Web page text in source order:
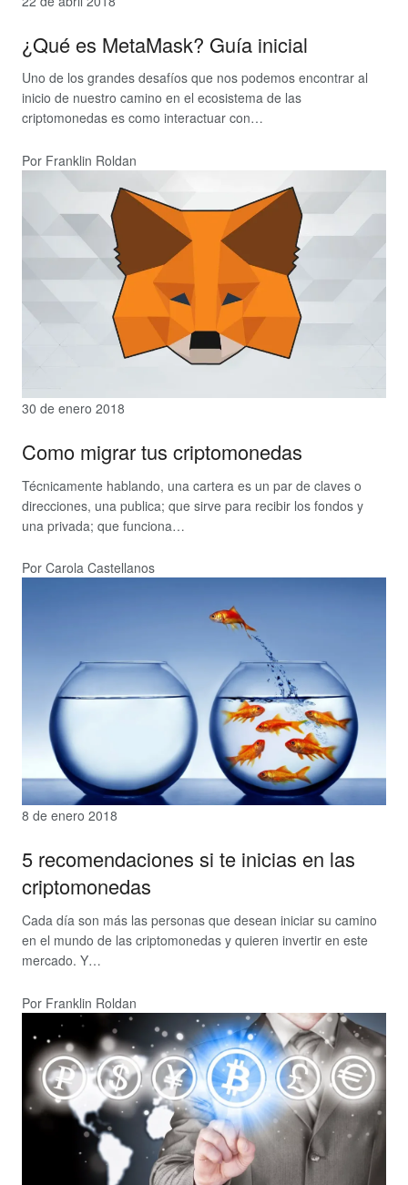
¿Qué es MetaMask? Guía inicial
Uno de los grandes desafíos que nos podemos encontrar al
inicio de nuestro camino en el ecosistema de las
criptomonedas es como interactuar con…
Por Franklin Roldan
30 de enero 2018
Como migrar tus criptomonedas
Técnicamente hablando, una cartera es un par de claves o
direcciones, una publica; que sirve para recibir los fondos y
una privada; que funciona…
Por Carola Castellanos
8 de enero 2018
5 recomendaciones si te inicias en las
criptomonedas
Cada día son más las personas que desean iniciar su camino
en el mundo de las criptomonedas y quieren invertir en este
mercado. Y…
Por Franklin Roldan